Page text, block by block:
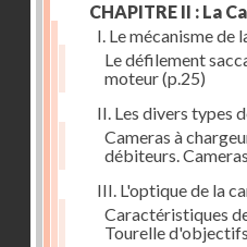
CHAPITRE II : La
I. Le mécanisme de
Le défilement
moteur(p.25)
II. Les divers types
Cameras à
débiteurs.
III. L'optique de la
Caractéristiques
Tourelle